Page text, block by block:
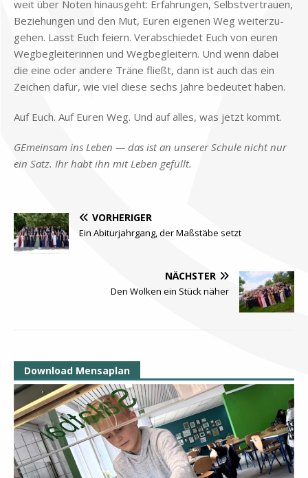
weit über No­ten hin­aus­geht: Er­fah­run­gen, Selbst­ver­trau­en,
Be­zie­hun­gen und den Mut, Eu­ren ei­ge­nen Weg wei­ter­zu­
ge­hen. Lasst Euch fei­ern. Ver­ab­schie­det Euch von eu­ren
Weg­be­glei­te­rin­nen und Weg­be­glei­tern. Und wenn da­bei
die eine oder an­de­re Trä­ne fließt, dann ist auch das ein
Zei­chen da­für, wie viel die­se sechs Jah­re be­deu­tet ha­ben.
Auf Euch. Auf Eu­ren Weg. Und auf al­les, was jetzt kommt.
GE­mein­sam ins Le­ben — das ist an un­se­rer Schu­le nicht nur
ein Satz. Ihr habt ihn mit Le­ben ge­füllt.
VORHERIGER
Ein Abiturjahrgang, der Maßstäbe setzt
NÄCHSTER
Den Wolken ein Stück näher
Download Mensaplan